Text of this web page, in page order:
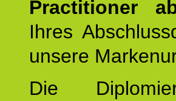
Practitioner
Ihres
unsere
Die